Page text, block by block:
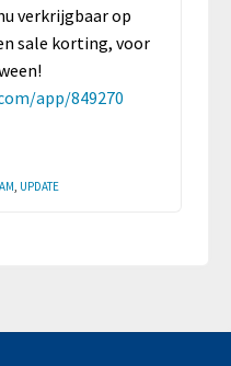
verkrijgbaar op
sale korting, voor
app/849270
, UPDATE